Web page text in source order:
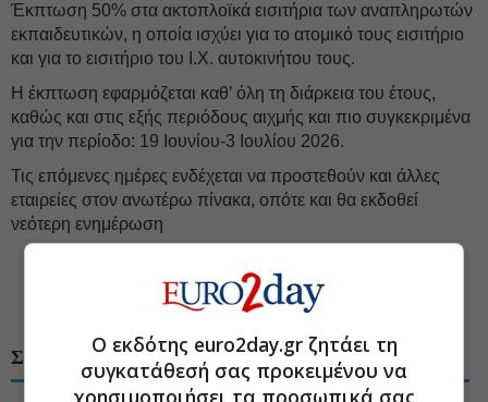
Έκπτωση 50% στα ακτοπλοϊκά εισιτήρια των αναπληρωτών
εκπαιδευτικών, η οποία ισχύει για το ατομικό τους εισιτήριο
και για το εισιτήριο του Ι.Χ. αυτοκινήτου τους.
Η έκπτωση εφαρμόζεται καθ’ όλη τη διάρκεια του έτους,
καθώς και στις εξής περιόδους αιχμής και πιο συγκεκριμένα
για την περίοδο: 19 Ιουνίου-3 Ιουλίου 2026.
Τις επόμενες ημέρες ενδέχεται να προστεθούν και άλλες
εταιρείες στον ανωτέρω πίνακα, οπότε και θα εκδοθεί
νεότερη ενημέρωση
ΣΧΕΤΙΚΑ ΘΕΜΑΤΑ
Ο εκδότης euro2day.gr ζητάει τη
συγκατάθεσή σας προκειμένου να
χρησιμοποιήσει τα προσωπικά σας